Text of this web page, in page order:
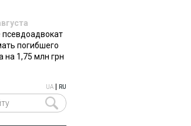
псевдоадвокат
погибшего
на 1,75 млн грн
UA RU